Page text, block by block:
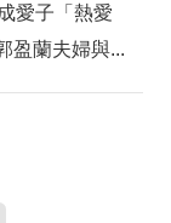
愛子「熱愛
盈蘭夫婦與...